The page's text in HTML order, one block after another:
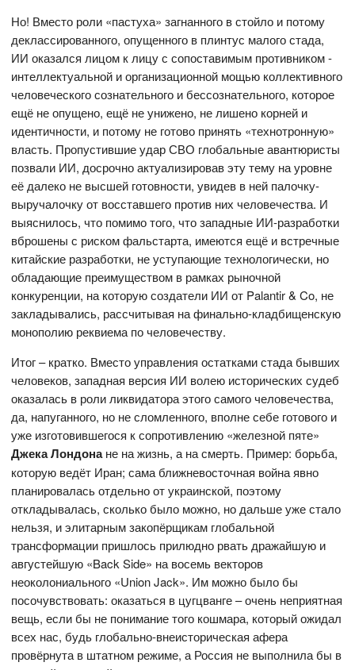
Но! Вместо роли «пастуха» загнанного в стойло и потому
деклассированного, опущенного в плинтус малого стада,
ИИ оказался лицом к лицу с сопоставимым противником -
интеллектуальной и организационной мощью коллективного
человеческого сознательного и бессознательного, которое
ещё не опущено, ещё не унижено, не лишено корней и
идентичности, и потому не готово принять «технотронную»
власть. Пропустившие удар СВО глобальные авантюристы
позвали ИИ, досрочно актуализировав эту тему на уровне
её далеко не высшей готовности, увидев в ней палочку-
выручалочку от восставшего против них человечества. И
выяснилось, что помимо того, что западные ИИ-разработки
вброшены с риском фальстарта, имеются ещё и встречные
китайские разработки, не уступающие технологически, но
обладающие преимуществом в рамках рыночной
конкуренции, на которую создатели ИИ от Palantir & Co, не
закладывались, рассчитывая на финально-кладбищенскую
монополию реквиема по человечеству.
Итог – кратко. Вместо управления остатками стада бывших
человеков, западная версия ИИ волею исторических судеб
оказалась в роли ликвидатора этого самого человечества,
да, напуганного, но не сломленного, вполне себе готового и
уже изготовившегося к сопротивлению «железной пяте»
Джека Лондонане на жизнь, а на смерть. Пример: борьба,
которую ведёт Иран; сама ближневосточная война явно
планировалась отдельно от украинской, поэтому
откладывалась, сколько было можно, но дальше уже стало
нельзя, и элитарным закопёрщикам глобальной
трансформации пришлось прилюдно рвать дражайшую и
августейшую «Back Side» на восемь векторов
неоколониального «Union Jack». Им можно было бы
посочувствовать: оказаться в цугцванге – очень неприятная
вещь, если бы не понимание того кошмара, который ожидал
всех нас, будь глобально-внеисторическая афера
провёрнута в штатном режиме, а Россия не выполнила бы в